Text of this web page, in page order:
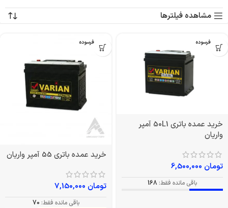
مشاهده فیلترها
بدون فرسوده
خرید عمده باتری 50L1 آمپر
واریان
تومان
باقی مانده فقط: 168
بدون فرسوده
خرید عمده باتری 55 آمپر واریان
تومان
باقی مانده فقط: 70